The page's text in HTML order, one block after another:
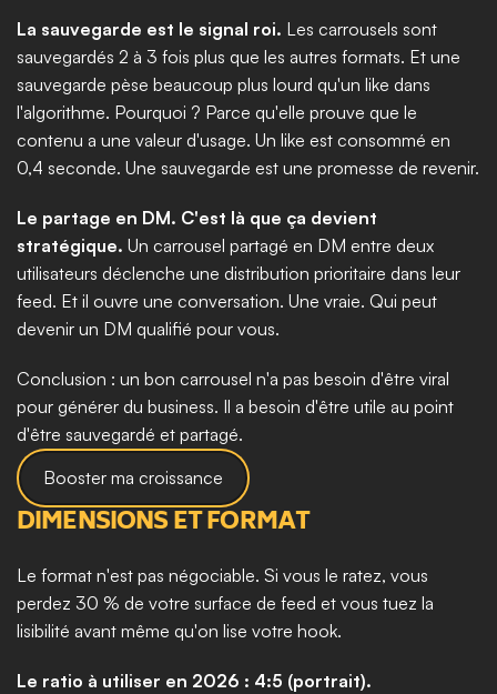
La sauvegarde est le signal roi. Les carrousels sont
sauvegardés 2 à 3 fois plus que les autres formats. Et une
sauvegarde pèse beaucoup plus lourd qu'un like dans
l'algorithme. Pourquoi ? Parce qu'elle prouve que le
contenu a une valeur d'usage. Un like est consommé en
0,4 seconde. Une sauvegarde est une promesse de revenir.
Le partage en DM. C'est là que ça devient
stratégique. Un carrousel partagé en DM entre deux
utilisateurs déclenche une distribution prioritaire dans leur
feed. Et il ouvre une conversation. Une vraie. Qui peut
devenir un DM qualifié pour vous.
Conclusion : un bon carrousel n'a pas besoin d'être viral
pour générer du business. Il a besoin d'être utile au point
d'être sauvegardé et partagé.
Booster ma croissance
DIMENSIONS ET FORMAT
Le format n'est pas négociable. Si vous le ratez, vous
perdez 30 % de votre surface de feed et vous tuez la
lisibilité avant même qu'on lise votre hook.
Le ratio à utiliser en 2026 : 4:5 (portrait).